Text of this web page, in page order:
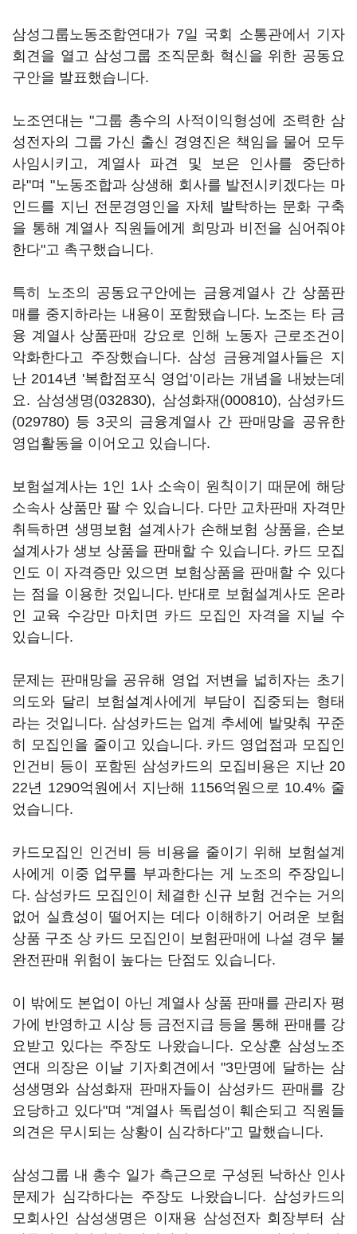
삼성그룹노동조합연대가 7일 국회 소통관에서 기자
회견을 열고 삼성그룹 조직문화 혁신을 위한 공동요
구안을 발표했습니다.
노조연대는 "그룹 총수의 사적이익형성에 조력한 삼
성전자의 그룹 가신 출신 경영진은 책임을 물어 모두
사임시키고, 계열사 파견 및 보은 인사를 중단하
라"며 "노동조합과 상생해 회사를 발전시키겠다는 마
인드를 지닌 전문경영인을 자체 발탁하는 문화 구축
을 통해 계열사 직원들에게 희망과 비전을 심어줘야
한다"고 촉구했습니다.
특히 노조의 공동요구안에는 금융계열사 간 상품판
매를 중지하라는 내용이 포함됐습니다. 노조는 타 금
융 계열사 상품판매 강요로 인해 노동자 근로조건이
악화한다고 주장했습니다. 삼성 금융계열사들은 지
난 2014년 '복합점포식 영업'이라는 개념을 내놨는데
요. 삼성생명(032830), 삼성화재(000810), 삼성카드
(029780) 등 3곳의 금융계열사 간 판매망을 공유한
영업활동을 이어오고 있습니다.
보험설계사는 1인 1사 소속이 원칙이기 때문에 해당
소속사 상품만 팔 수 있습니다. 다만 교차판매 자격만
취득하면 생명보험 설계사가 손해보험 상품을, 손보
설계사가 생보 상품을 판매할 수 있습니다. 카드 모집
인도 이 자격증만 있으면 보험상품을 판매할 수 있다
는 점을 이용한 것입니다. 반대로 보험설계사도 온라
인 교육 수강만 마치면 카드 모집인 자격을 지닐 수
있습니다.
문제는 판매망을 공유해 영업 저변을 넓히자는 초기
의도와 달리 보험설계사에게 부담이 집중되는 형태
라는 것입니다. 삼성카드는 업계 추세에 발맞춰 꾸준
히 모집인을 줄이고 있습니다. 카드 영업점과 모집인
인건비 등이 포함된 삼성카드의 모집비용은 지난 20
22년 1290억원에서 지난해 1156억원으로 10.4% 줄
었습니다.
카드모집인 인건비 등 비용을 줄이기 위해 보험설계
사에게 이중 업무를 부과한다는 게 노조의 주장입니
다. 삼성카드 모집인이 체결한 신규 보험 건수는 거의
없어 실효성이 떨어지는 데다 이해하기 어려운 보험
상품 구조 상 카드 모집인이 보험판매에 나설 경우 불
완전판매 위험이 높다는 단점도 있습니다.
이 밖에도 본업이 아닌 계열사 상품 판매를 관리자 평
가에 반영하고 시상 등 금전지급 등을 통해 판매를 강
요받고 있다는 주장도 나왔습니다. 오상훈 삼성노조
연대 의장은 이날 기자회견에서 "3만명에 달하는 삼
성생명와 삼성화재 판매자들이 삼성카드 판매를 강
요당하고 있다"며 "계열사 독립성이 훼손되고 직원들
의견은 무시되는 상황이 심각하다"고 말했습니다.
삼성그룹 내 총수 일가 측근으로 구성된 낙하산 인사
문제가 심각하다는 주장도 나왔습니다. 삼성카드의
모회사인 삼성생명은 이재용 삼성전자 회장부터 삼